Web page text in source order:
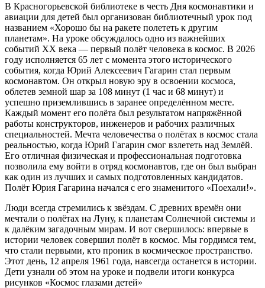
В Красногорьевской библиотеке в честь Дня космонавтики и
авиации для детей был организован библиотечный урок под
названием «Хорошо бы на ракете полететь к другим
планетам». На уроке обсуждалось одно из важнейших
событий XX века — первый полёт человека в космос. В 2026
году исполняется 65 лет с момента этого исторического
события, когда Юрий Алексеевич Гагарин стал первым
космонавтом. Он открыл новую эру в освоении космоса,
облетев земной шар за 108 минут (1 час и 68 минут) и
успешно приземлившись в заранее определённом месте.
Каждый момент его полёта был результатом напряжённой
работы конструкторов, инженеров и рабочих различных
специальностей. Мечта человечества о полётах в космос стала
реальностью, когда Юрий Гагарин смог взлететь над Землёй.
Его отличная физическая и профессиональная подготовка
позволила ему войти в отряд космонавтов, где он был выбран
как один из лучших и самых подготовленных кандидатов.
Полёт Юрия Гагарина начался с его знаменитого «Поехали!».
Люди всегда стремились к звёздам. С древних времён они
мечтали о полётах на Луну, к планетам Солнечной системы и
к далёким загадочным мирам. И вот свершилось: впервые в
истории человек совершил полёт в космос. Мы гордимся тем,
что стали первыми, кто проник в космическое пространство.
Этот день, 12 апреля 1961 года, навсегда останется в истории.
Дети узнали об этом на уроке и подвели итоги конкурса
рисунков «Космос глазами детей»